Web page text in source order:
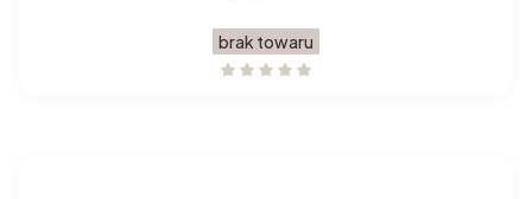
brak towaru